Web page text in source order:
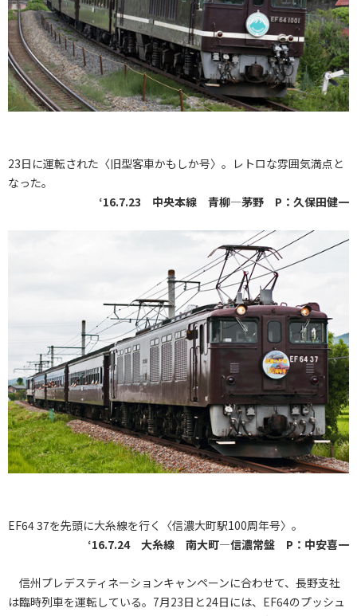
23日に運転された〈旧型客車かもしか号〉。レトロな雰囲気満点と
なった。
‘16.7.23 中央本線 青柳―茅野 P：久保田健一
EF64 37を先頭に大糸線を行く〈信濃大町駅100周年号〉。
‘16.7.24 大糸線 南大町―信濃常盤 P：中安喜一
信州プレデスティネーションキャンペーンに合わせて、長野支社
は臨時列車を運転している。7月23日と24日には、EF64のプッシュ